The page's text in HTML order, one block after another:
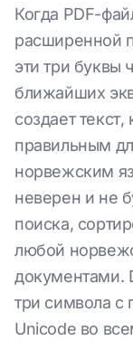
Когда PDF-
расширенной
эти три буквы
ближайших
создает
правильным
норвежским
неверен и не
поиска,
любой
документами.
три символа
Unicode во